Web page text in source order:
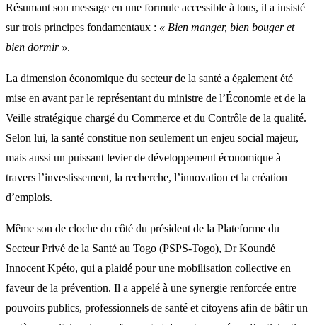
Résumant son message en une formule accessible à tous, il a insisté
sur trois principes fondamentaux : « Bien manger, bien bouger et
bien dormir ».
La dimension économique du secteur de la santé a également été
mise en avant par le représentant du ministre de l’Économie et de la
Veille stratégique chargé du Commerce et du Contrôle de la qualité.
Selon lui, la santé constitue non seulement un enjeu social majeur,
mais aussi un puissant levier de développement économique à
travers l’investissement, la recherche, l’innovation et la création
d’emplois.
Même son de cloche du côté du président de la Plateforme du
Secteur Privé de la Santé au Togo (PSPS-Togo), Dr Koundé
Innocent Kpéto, qui a plaidé pour une mobilisation collective en
faveur de la prévention. Il a appelé à une synergie renforcée entre
pouvoirs publics, professionnels de santé et citoyens afin de bâtir un